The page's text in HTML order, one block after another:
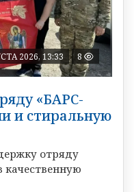
2026, 13:33 8
«БАРС-
и стиральную
отряду
качественную